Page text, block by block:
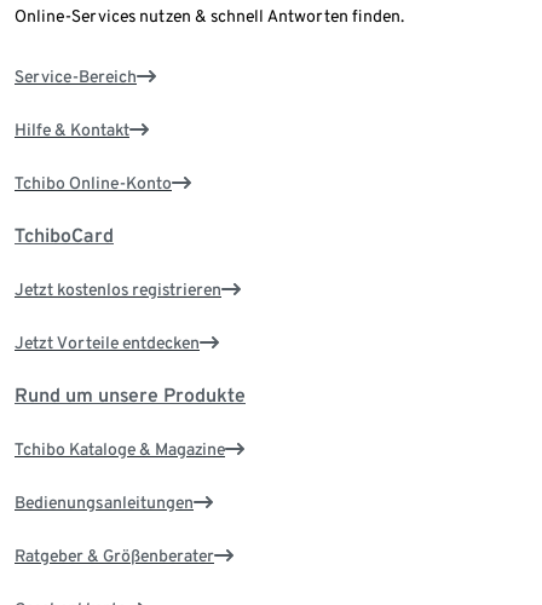
Online-Services nutzen & schnell Antworten finden.
Service-Bereich
Hilfe & Kontakt
Tchibo Online-Konto
TchiboCard
Jetzt kostenlos registrieren
Jetzt Vorteile entdecken
Rund um unsere Produkte
Tchibo Kataloge & Magazine
Bedienungsanleitungen
Ratgeber & Größenberater